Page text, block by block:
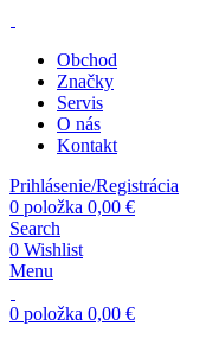
Obchod
Značky
Servis
O nás
Kontakt
Prihlásenie/Registrácia
0 položka 0,00 €
Search
0 Wishlist
Menu
0 položka 0,00 €